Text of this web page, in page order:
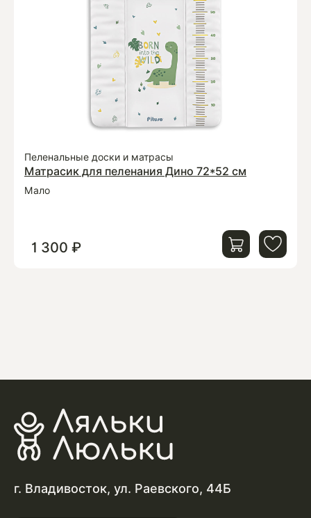
Пеленальные доски и матрасы
Матрасик для пеленания Дино 72*52 см
Мало
1 300 ₽
г. Владивосток, ул. Раевского, 44Б